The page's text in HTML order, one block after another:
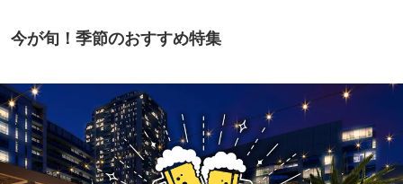
今が旬！季節のおすすめ特集